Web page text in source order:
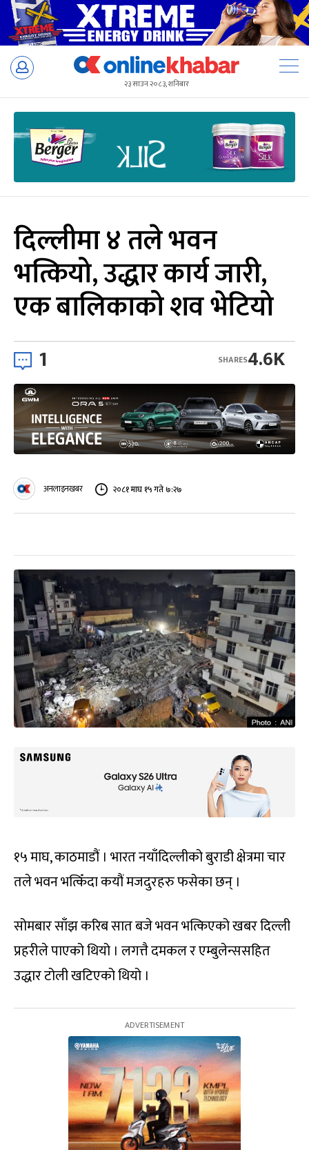
Skip
२३ साउन २०८३, शनिबार
दिल्लीमा ४ तले भवन
भत्कियो, उद्धार कार्य जारी,
एक बालिकाको शव भेटियो
1 4.6K
SHARES
अनलाइनखबर २०८१ माघ १५ गते ७:२७
१५ माघ, काठमाडौं । भारत नयाँदिल्लीको बुराडी क्षेत्रमा चार
तले भवन भत्किँदा कयौं मजदुरहरु फसेका छन् ।
सोमबार साँझ करिब सात बजे भवन भत्किएको खबर दिल्ली
प्रहरीले पाएको थियो । लगत्तै दमकल र एम्बुलेन्ससहित
उद्धार टोली खटिएको थियो ।